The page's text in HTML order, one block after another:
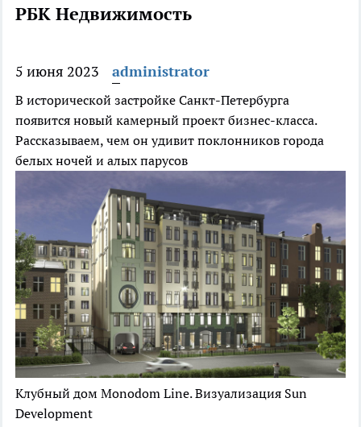
РБК Недвижимость
5 июня 2023 administrator
В исторической застройке Санкт-Петербурга
появится новый камерный проект бизнес-класса.
Рассказываем, чем он удивит поклонников города
белых ночей и алых парусов
Клубный дом Monodom Line. Визуализация Sun
Development